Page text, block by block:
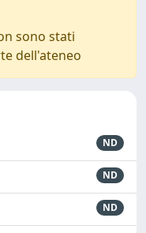
sono stati
dell'ateneo
ND
ND
ND